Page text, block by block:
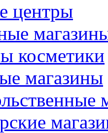
центры
косметики
магазины